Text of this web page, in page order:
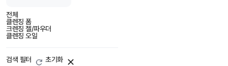
전체
클렌징 폼
크렌징 젤/파우더
클렌징 오일
검색 필터
초기화